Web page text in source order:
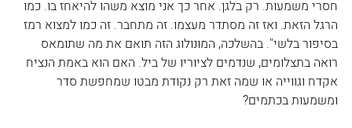
חסרי משמעות. רק בלגן. אחר כך אני מוצא משהו להיאחז בו. כמו
הרגל הזאת. ואז זה מסתדר מעצמו. זה מתחבר. זה כמו למצוא רמז
בסיפור בלשי". בהשלכה, המונולוג הזה תואם את מה שתומאס
רואה בתצלומים, שנדמים לציוריו של ביל. האם הוא באמת הנציח
אקדח וגווייה או שמה זאת רק נקודת מבטו שמחפשת סדר
ומשמעות בכתמים?